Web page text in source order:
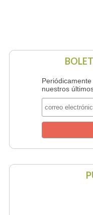
nuestros